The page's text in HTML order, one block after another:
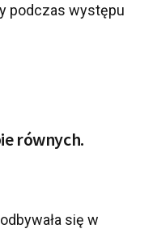
podczas występu
równych.
się w